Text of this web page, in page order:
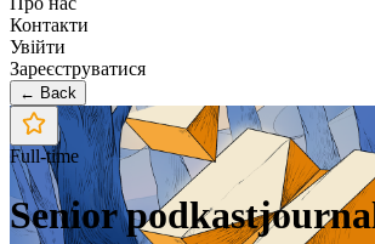
Контакти
Увійти
Зареєструватися
← Back
Full-time
Senior